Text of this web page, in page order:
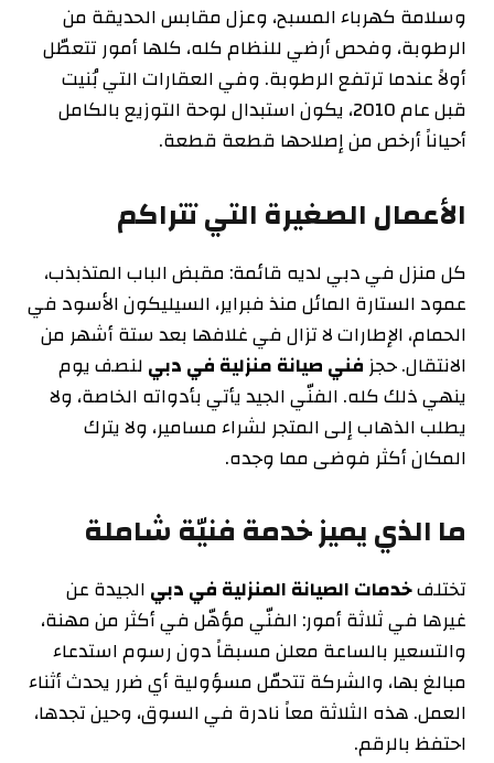
وسلامة كهرباء المسبح، وعزل مقابس الحديقة من
الرطوبة، وفحص أرضي للنظام كله، كلها أمور تتعطّل
أولاً عندما ترتفع الرطوبة. وفي العقارات التي بُنيت
قبل عام 2010، يكون استبدال لوحة التوزيع بالكامل
أحياناً أرخص من إصلاحها قطعة قطعة.
الأعمال الصغيرة التي تتراكم
كل منزل في دبي لديه قائمة: مقبض الباب المتذبذب،
عمود الستارة المائل منذ فبراير، السيليكون الأسود في
الحمام، الإطارات لا تزال في غلافها بعد ستة أشهر من
الانتقال. حجزفني صيانة منزلية في دبيلنصف يوم
ينهي ذلك كله. الفنّي الجيد يأتي بأدواته الخاصة، ولا
يطلب الذهاب إلى المتجر لشراء مسامير، ولا يترك
المكان أكثر فوضى مما وجده.
ما الذي يميز خدمة فنيّة شاملة
تختلفخدمات الصيانة المنزلية في دبيالجيدة عن
غيرها في ثلاثة أمور: الفنّي مؤهّل في أكثر من مهنة،
والتسعير بالساعة معلن مسبقاً دون رسوم استدعاء
مبالغ بها، والشركة تتحمّل مسؤولية أي ضرر يحدث أثناء
العمل. هذه الثلاثة معاً نادرة في السوق، وحين تجدها،
احتفظ بالرقم.